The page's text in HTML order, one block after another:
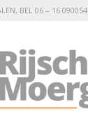
BEL 06 – 16 090054